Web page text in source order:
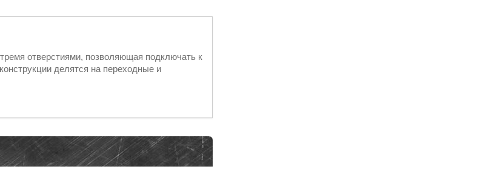
отверстиями, позволяющая подключать к
делятся на переходные и